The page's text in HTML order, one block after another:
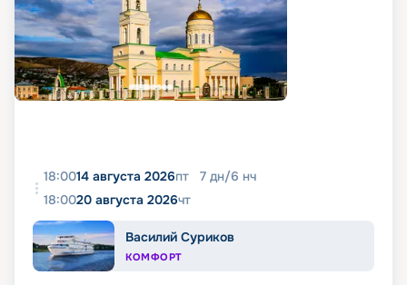
18:0014 августа 2026пт 7 дн/6 нч
18:0020 августа 2026чт
Василий Суриков
КОМФОРТ